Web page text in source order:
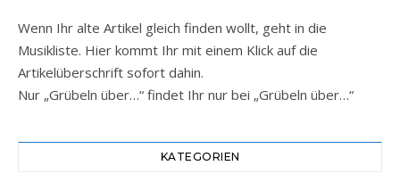
Wenn Ihr alte Artikel gleich finden wollt, geht in die
Musikliste. Hier kommt Ihr mit einem Klick auf die
Artikelüberschrift sofort dahin.
Nur „Grübeln über…“ findet Ihr nur bei „Grübeln über…“
KATEGORIEN